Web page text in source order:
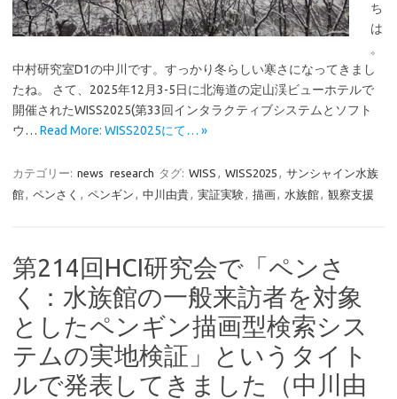
ち
は
。
中村研究室D1の中川です。すっかり冬らしい寒さになってきまし
たね。 さて、2025年12月3-5日に北海道の定山渓ビューホテルで
開催されたWISS2025(第33回インタラクティブシステムとソフト
ウ… Read More: WISS2025にて… »
カテゴリー: news research タグ: WISS , WISS2025 , サンシャイン水族
館, ペンさく , ペンギン , 中川由貴, 実証実験, 描画, 水族館, 観察支援
第214回HCI研究会で「ペンさ
く：水族館の一般来訪者を対象
としたペンギン描画型検索シス
テムの実地検証」というタイト
ルで発表してきました（中川由